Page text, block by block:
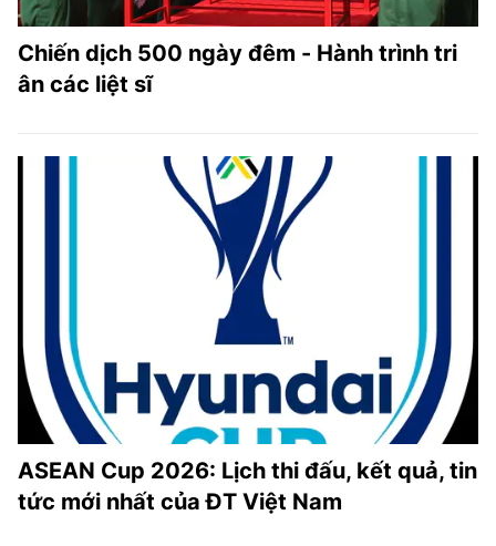
Chiến dịch 500 ngày đêm - Hành trình tri
ân các liệt sĩ
ASEAN Cup 2026: Lịch thi đấu, kết quả, tin
tức mới nhất của ĐT Việt Nam